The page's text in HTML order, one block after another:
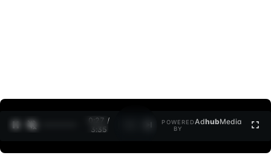
0:27 /
3:35
POWERED
BY
AdhubMedia